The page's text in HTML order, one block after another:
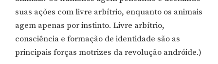
suas ações com livre arbítrio, enquanto os animais
agem apenas por instinto. Livre arbítrio,
consciência e formação de identidade são as
principais forças motrizes da revolução andróide.)